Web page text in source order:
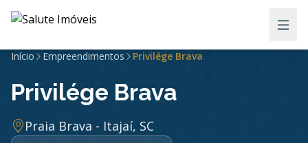
Início Empreendimentos Privilége Brava
Privilége Brava
Praia Brava - Itajaí, SC